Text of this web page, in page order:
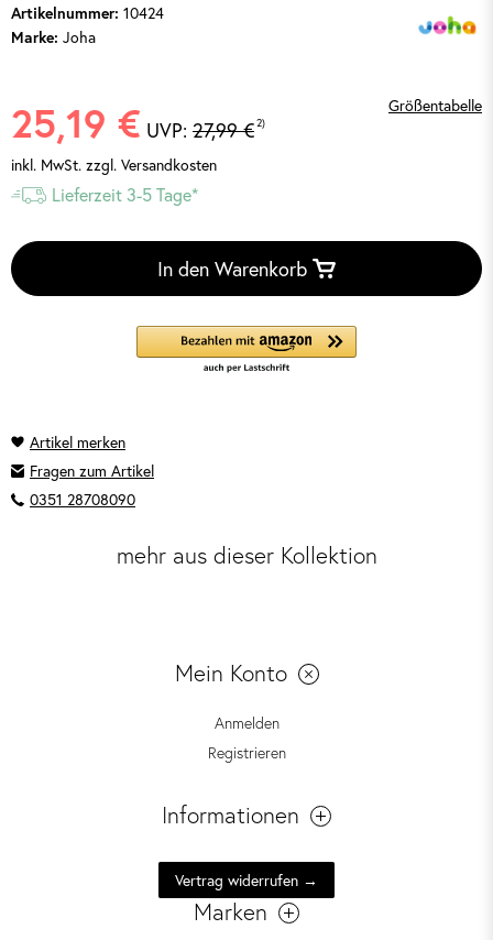
Artikelnummer: 10424
Marke: Joha
Größentabelle
25,19 € UVP: 27,99 €2)
inkl. MwSt. zzgl. Versandkosten
Lieferzeit 3-5 Tage*
In den Warenkorb
Fragen zum Artikel
0351 28708090
mehr aus dieser Kollektion
Mein Konto
Anmelden
Registrieren
Informationen
Vertrag widerrufen →
Marken